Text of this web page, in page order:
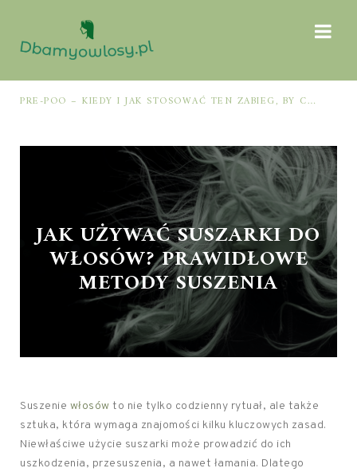
PRE-POO – KIEDY I JAK STOSOWAĆ TEN ZABIEG, BY CHRONIĆ I NAWILŻAĆ WŁOSY PRZED MYCIEM SZAMPONEM
JAK UŻYWAĆ SUSZARKI DO
WŁOSÓW? PRAWIDŁOWE
METODY SUSZENIA
Suszenie włosów to nie tylko codzienny rytuał, ale także
sztuka, która wymaga znajomości kilku kluczowych zasad.
Niewłaściwe użycie suszarki może prowadzić do ich
uszkodzenia, przesuszenia, a nawet łamania. Dlatego